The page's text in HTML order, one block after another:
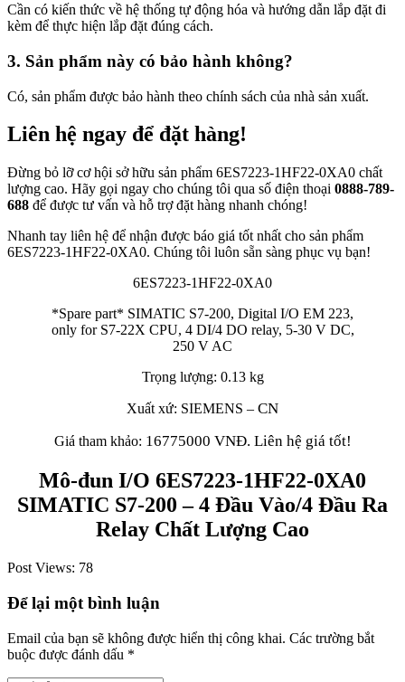
Cần có kiến thức về hệ thống tự động hóa và hướng dẫn lắp đặt đi
kèm để thực hiện lắp đặt đúng cách.
3. Sản phẩm này có bảo hành không?
Có, sản phẩm được bảo hành theo chính sách của nhà sản xuất.
Liên hệ ngay để đặt hàng!
Đừng bỏ lỡ cơ hội sở hữu sản phẩm 6ES7223-1HF22-0XA0 chất
lượng cao. Hãy gọi ngay cho chúng tôi qua số điện thoại 0888-789-
688 để được tư vấn và hỗ trợ đặt hàng nhanh chóng!
Nhanh tay liên hệ để nhận được báo giá tốt nhất cho sản phẩm
6ES7223-1HF22-0XA0. Chúng tôi luôn sẵn sàng phục vụ bạn!
6ES7223-1HF22-0XA0
*Spare part* SIMATIC S7-200, Digital I/O EM 223,
only for S7-22X CPU, 4 DI/4 DO relay, 5-30 V DC,
250 V AC
Trọng lượng: 0.13 kg
Xuất xứ: SIEMENS – CN
Giá tham khảo: 16775000 VNĐ. Liên hệ giá tốt!
Mô-đun I/O 6ES7223-1HF22-0XA0
SIMATIC S7-200 – 4 Đầu Vào/4 Đầu Ra
Relay Chất Lượng Cao
Post Views: 78
Để lại một bình luận
Email của bạn sẽ không được hiển thị công khai. Các trường bắt
buộc được đánh dấu *